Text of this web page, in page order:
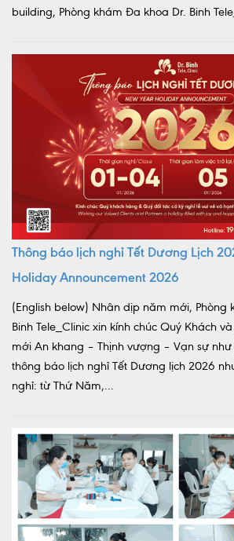
building, Phòng khám Đa khoa Dr. Binh
Thông báo lịch nghỉ Tết Dương Lịch
Holiday Announcement 2026
(English below) Nhân dịp năm mới, Phòng
Binh Tele_Clinic xin kính chúc Quý Khách
mới An khang – Thịnh vượng – Vạn sự
thông báo lịch nghỉ Tết Dương lịch 2026
nghỉ: từ Thứ Năm,...